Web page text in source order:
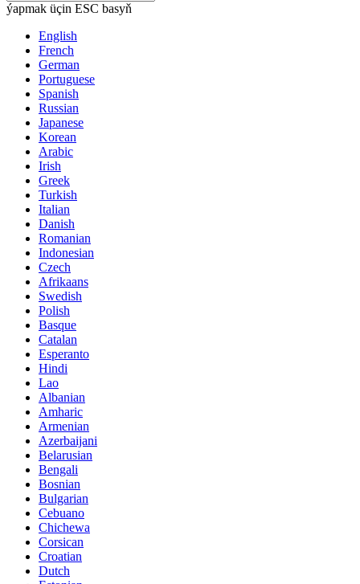
ýapmak üçin ESC basyň
English
French
German
Portuguese
Spanish
Russian
Japanese
Korean
Arabic
Irish
Greek
Turkish
Italian
Danish
Romanian
Indonesian
Czech
Afrikaans
Swedish
Polish
Basque
Catalan
Esperanto
Hindi
Lao
Albanian
Amharic
Armenian
Azerbaijani
Belarusian
Bengali
Bosnian
Bulgarian
Cebuano
Chichewa
Corsican
Croatian
Dutch